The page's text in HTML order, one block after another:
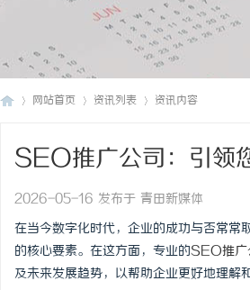
网站首页 资讯列表 资讯内容
SEO推广公司：引领
2026-05-16 发布于 青田新媒体
在当今数字化时代，企业的成功与否常
的核心要素。在这方面，专业的SEO推广
及未来发展趋势，以帮助企业更好地理解